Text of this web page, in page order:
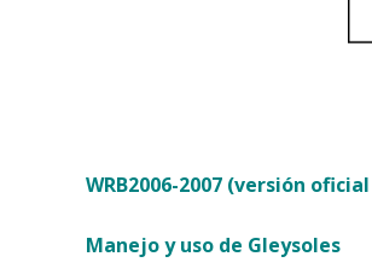
WRB2006-2007 (versión
Manejo y uso de Gleysoles